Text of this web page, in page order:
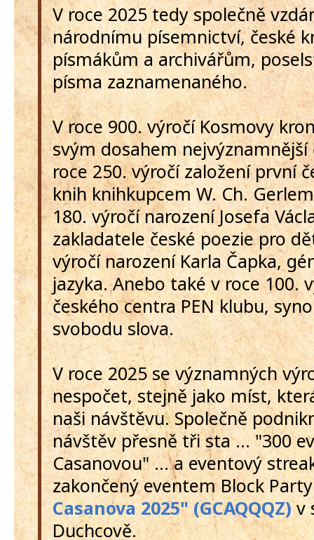
V roce 2025 tedy společně
národnímu písemnictví, české
písmákům a archivářům,
písma zaznamenaného.
V roce 900. výročí Kosmovy
svým dosahem nejvýznamnější
roce 250. výročí založení první
knih knihkupcem W. Ch.
180. výročí narození Josefa
zakladatele české poezie pro
výročí narození Karla Čapka,
jazyka. Anebo také v roce 100.
českého centra PEN klubu,
svobodu slova.
V roce 2025 se významných
nespočet, stejně jako míst,
naši návštěvu. Společně
návštěv přesně tři sta ... "300
Casanovou" ... a eventový
zakončený eventem Block
Casanova 2025" (GCAQQQZ)v
Duchcově.